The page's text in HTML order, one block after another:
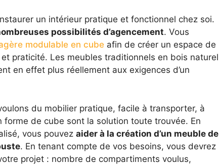
un intérieur pratique et fonctionnel chez soi.
possibilités d’agencement. Vous
modulable en cubeafin de créer un espace de
praticité. Les meubles traditionnels en bois naturel
en effet plus réellement aux exigences d’un
du mobilier pratique, facile à transporter, à
de cube sont la solution toute trouvée. En
vous pouvez aider à la création d’un meuble de
. En tenant compte de vos besoins, vous devrez
projet : nombre de compartiments voulus,